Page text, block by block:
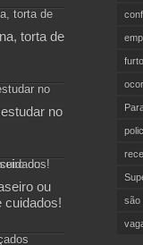
torta de
no
ou
cuidados!
furto
são